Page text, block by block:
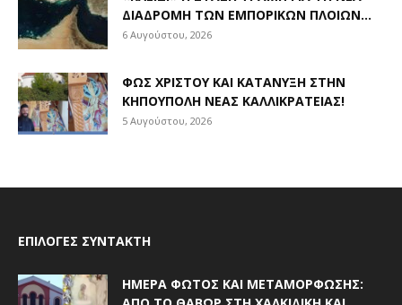
ΔΙΑΔΡΟΜΉ ΤΩΝ ΕΜΠΟΡΙΚΏΝ ΠΛΟΊΩΝ...
6 Αυγούστου, 2026
ΦΩΣ ΧΡΙΣΤΟΎ ΚΑΙ ΚΑΤΆΝΥΞΗ ΣΤΗΝ
ΚΗΠΟΎΠΟΛΗ ΝΈΑΣ ΚΑΛΛΙΚΡΆΤΕΙΑΣ!
5 Αυγούστου, 2026
ΕΠΙΛΟΓΈΣ ΣΥΝΤΆΚΤΗ
ΗΜΈΡΑ ΦΩΤΌΣ ΚΑΙ ΜΕΤΑΜΌΡΦΩΣΗΣ: